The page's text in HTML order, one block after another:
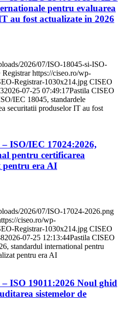
pentru evaluarea
au fost actualizate in 2026
2026/07/ISO-18045-si-ISO-
https://ciseo.ro/wp-
Registrar-1030x214.jpg CISEO
2026-07-25 07:49:17Pastila CISEO
IEC 18045, standardele
securitatii produselor IT au fost
ISO/IEC 17024:2026,
pentru certificarea
pentru era AI
2026/07/ISO-17024-2026.png
ciseo.ro/wp-
Registrar-1030x214.jpg CISEO
2026-07-25 12:13:44Pastila CISEO
standardul international pentru
pentru era AI
ISO 19011:2026 Noul ghid
sistemelor de